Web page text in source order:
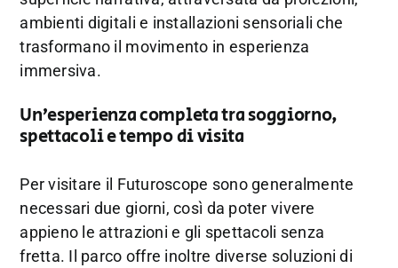
ambienti digitali e installazioni sensoriali che
trasformano il movimento in esperienza
immersiva.
Un’esperienza completa tra soggiorno,
spettacoli e tempo di visita
Per visitare il Futuroscope sono generalmente
necessari due giorni, così da poter vivere
appieno le attrazioni e gli spettacoli senza
fretta. Il parco offre inoltre diverse soluzioni di